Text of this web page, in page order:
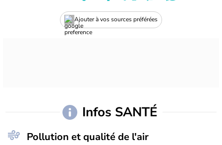
Ajouter à vos sources préférées
Infos SANTÉ
Pollution et qualité de l'air